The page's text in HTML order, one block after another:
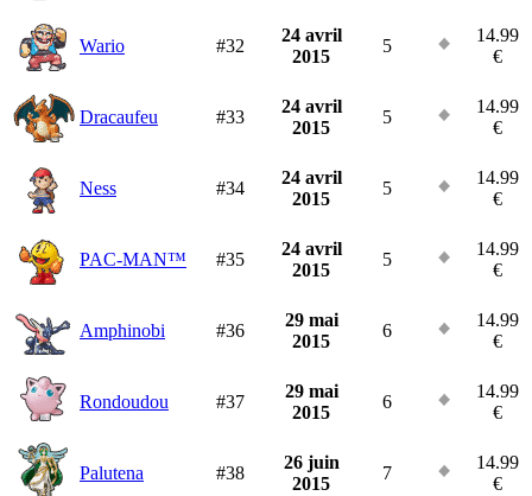
Wario #32
24 avril
2015
5
14.99
€
Dracaufeu #33
24 avril
2015
5
14.99
€
Ness #34
24 avril
2015
5
14.99
€
PAC-MAN™ #35
24 avril
2015
5
14.99
€
Amphinobi #36
29 mai
2015
6
14.99
€
Rondoudou #37
29 mai
2015
6
14.99
€
Palutena #38
26 juin
2015
7
14.99
€